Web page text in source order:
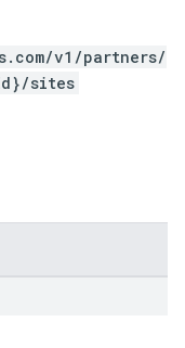
v1/partners/
sites